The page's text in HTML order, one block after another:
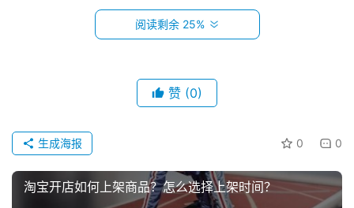
首
页
小
店铺装修需要的文字和图片提前设计好，这样的话在真正执
行店铺装修的时候，就会很顺畅的操作完毕，如果这些准备
设计装修图片，编辑文案等等，那样非常的耽误时间。
淘宝店铺装修时，大概需要2个小时就操作好了，前期准备
工作如果没做好，店铺装修大概需要3到5天才能做好。
以上就是淘宝店铺的装修方式，如果各位店家有足
阅读剩余 25%
赞 (0)
0 0
生成海报
淘宝开店如何上架商品？怎么选择上架时间？